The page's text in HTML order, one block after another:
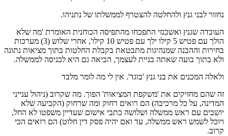
נחזור לבני גנץ ולהחלטה להצטרף לממשלתו של נתניהו.
העובדה שגנץ ואשכנזי התפכחו מהתפיסה הכוחנית האומרת 'מה שלא
הולך עם פטיש 5 קילו ילך עם פטיש 10 קילו', אחרי שלוש (3) מערכות
בחירות וההבנה שמנהיגות מתבטאת בקבלת החלטות בתוך מציאות נתונה
ולא בתוך בועה שאתה בניית לעצמך, הביאה גם היא לכניסה לממשלה.
ולאלה המכנים את בני גנץ 'בוגד'. אין לי מה לומר מלבד
זה שהם מחזיקים את 'משקפת המציאות' הפוך. מה שקרוב (ניהול ענייני
המדינה, על כל מרכיבה) הם רואים רחוק ומה שרחוק (הקביעה שלא
יושבים עם ראש ממשלה ושלושה כתבי אישום שעדיין משפטו לא החל,
ויוכל לשמש ראש ממשלה, עד ואם יהיה פסק דין חלוט) הם רואים הכי
קרוב.